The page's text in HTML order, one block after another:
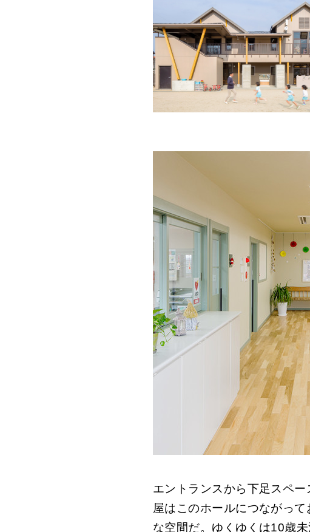
エントランスから下足スペ
屋はこのホールにつながっ
な空間だ。ゆくゆくは10歳